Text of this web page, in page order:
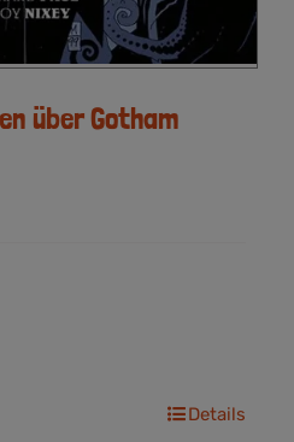
über Gotham
Details